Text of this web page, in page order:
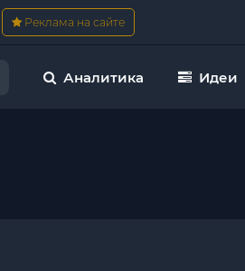
Реклама на сайте
Аналитика Идеи